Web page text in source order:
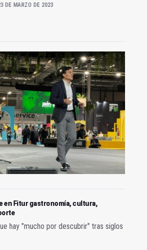
DE MARZO DE 2023
en Fitur gastronomía, cultura,
hay "mucho por descubrir" tras siglos